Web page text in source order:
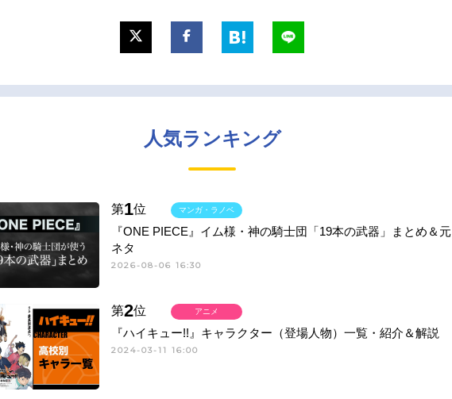
人気ランキング
第1位
『ONE PIECE』イム様・神の騎士団「19本の武器」まとめ＆元
ネタ
2026-08-06 16:30
マンガ・ラノベ
第2位
『ハイキュー!!』キャラクター（登場人物）一覧・紹介＆解説
2024-03-11 16:00
アニメ